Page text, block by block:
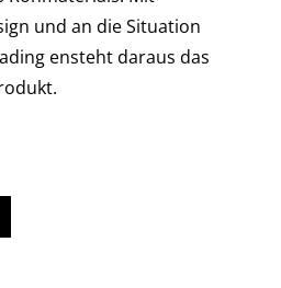
und an die Situation
ensteht daraus das